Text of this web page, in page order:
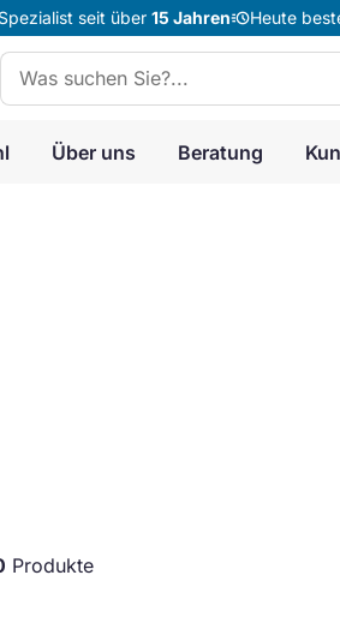
seit über 15 JahrenacuteHeute
Suchen:
Über uns Beratung
Produkte